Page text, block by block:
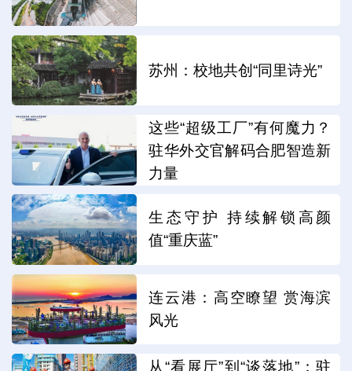
苏州：校地共创“同里诗光”
这些“超级工厂”有何魔力？
驻华外交官解码合肥智造新
力量
生态守护 持续解锁高颜
值“重庆蓝”
连云港：高空瞭望 赏海滨
风光
从“看展厅”到“谈落地”：驻